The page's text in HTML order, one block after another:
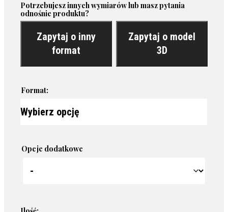
Potrzebujesz innych wymiarów lub masz pytania
odnośnie produktu?
Zapytaj o inny
format
Zapytaj o model
3D
Format:
Opcje dodatkowe